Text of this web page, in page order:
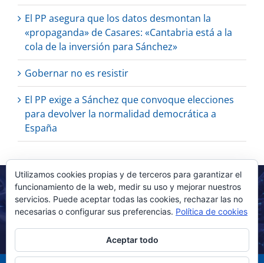
El PP asegura que los datos desmontan la
«propaganda» de Casares: «Cantabria está a la
cola de la inversión para Sánchez»
Gobernar no es resistir
El PP exige a Sánchez que convoque elecciones
para devolver la normalidad democrática a
España
Utilizamos cookies propias y de terceros para garantizar el
funcionamiento de la web, medir su uso y mejorar nuestros
servicios. Puede aceptar todas las cookies, rechazar las no
necesarias o configurar sus preferencias. Política de cookies
Aceptar todo